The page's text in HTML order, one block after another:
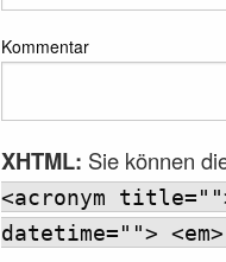
Kommentar
XHTML: Sie können
<acronym
datetime="">